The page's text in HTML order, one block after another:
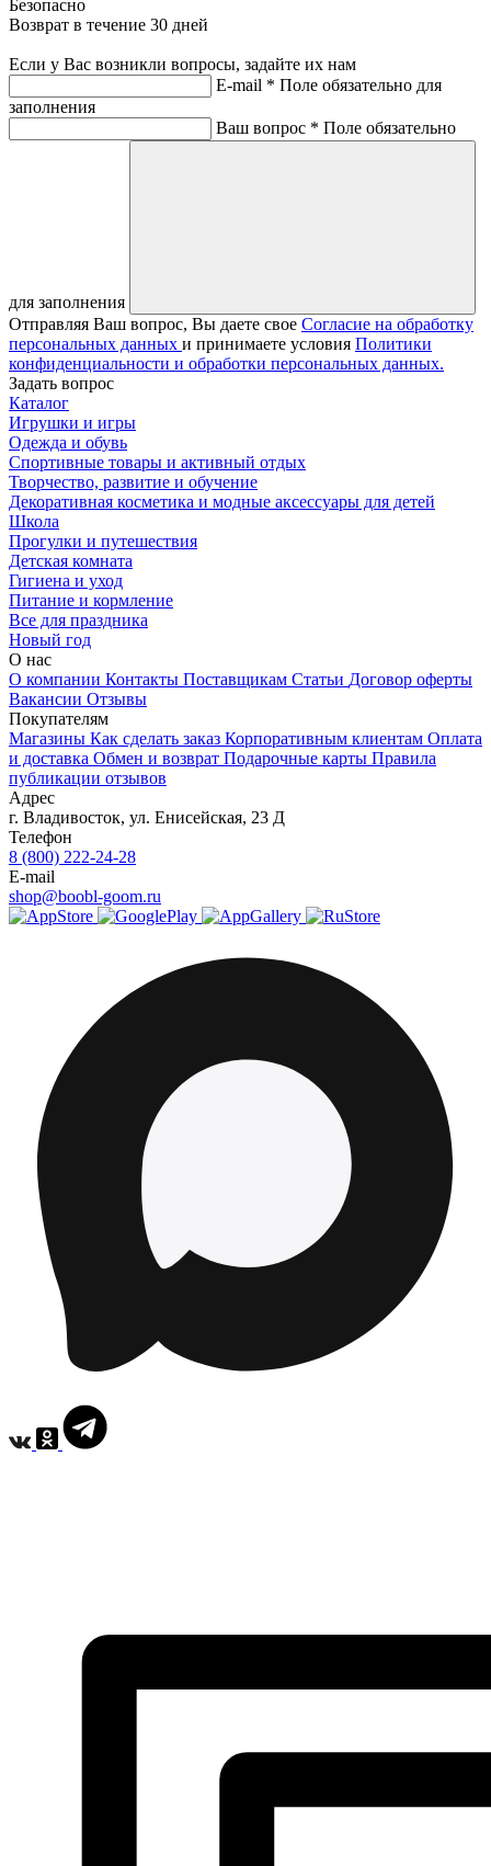
Безопасно
Возврат в течение 30 дней
Если у Вас возникли вопросы, задайте их нам
E-mail * Поле обязательно для
заполнения
Ваш вопрос * Поле обязательно
для заполнения
Отправляя Ваш вопрос, Вы даете свое Согласие на обработку
персональных данных и принимаете условия Политики
конфиденциальности и обработки персональных данных.
Задать вопрос
Каталог
Игрушки и игры
Одежда и обувь
Спортивные товары и активный отдых
Творчество, развитие и обучение
Декоративная косметика и модные аксессуары для детей
Школа
Прогулки и путешествия
Детская комната
Гигиена и уход
Питание и кормление
Все для праздника
Новый год
О нас
О компании Контакты Поставщикам Статьи Договор оферты
Вакансии Отзывы
Покупателям
Магазины Как сделать заказ Корпоративным клиентам Оплата
и доставка Обмен и возврат Подарочные карты Правила
публикации отзывов
Адрес
г. Владивосток, ул. Енисейская, 23 Д
Телефон
8 (800) 222-24-28
E-mail
shop@boobl-goom.ru